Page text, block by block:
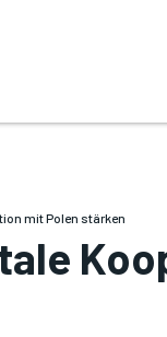
mit Polen stärken